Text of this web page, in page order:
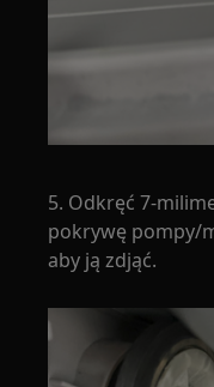
5. Odkręć 7-
pokrywę pompy/
aby ją zdjąć.